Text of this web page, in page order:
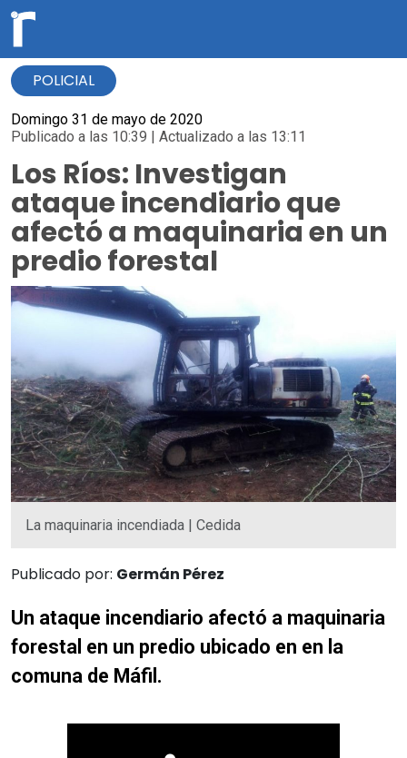
POLICIAL
Domingo 31 de mayo de 2020
Publicado a las 10:39 | Actualizado a las 13:11
Los Ríos: Investigan
ataque incendiario que
afectó a maquinaria en un
predio forestal
La maquinaria incendiada | Cedida
Publicado por: Germán Pérez
Un ataque incendiario afectó a maquinaria
forestal en un predio ubicado en en la
comuna de Máfil.